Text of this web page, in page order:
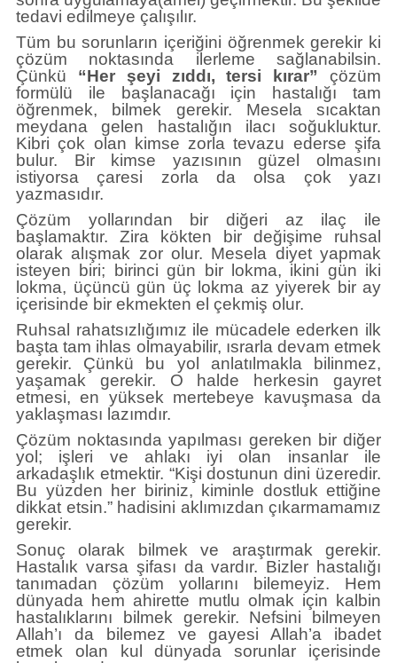
tedavi edilmeye çalışılır.
Tüm bu sorunların içeriğini öğrenmek gerekir ki
çözüm noktasında ilerleme sağlanabilsin.
Çünkü “Her şeyi zıddı, tersi kırar”
çözüm
formülü ile başlanacağı için hastalığı tam
öğrenmek, bilmek gerekir. Mesela sıcaktan
meydana gelen hastalığın ilacı soğukluktur.
Kibri çok olan kimse zorla tevazu ederse şifa
bulur. Bir kimse yazısının güzel olmasını
istiyorsa çaresi zorla da olsa çok yazı
yazmasıdır.
Çözüm yollarından bir diğeri az ilaç ile
başlamaktır. Zira kökten bir değişime ruhsal
olarak alışmak zor olur. Mesela diyet yapmak
isteyen biri; birinci gün bir lokma, ikini gün iki
lokma, üçüncü gün üç lokma az yiyerek bir ay
içerisinde bir ekmekten el çekmiş olur.
Ruhsal rahatsızlığımız ile mücadele ederken ilk
başta tam ihlas olmayabilir, ısrarla devam etmek
gerekir. Çünkü bu yol anlatılmakla bilinmez,
yaşamak gerekir. O halde herkesin gayret
etmesi, en yüksek mertebeye kavuşmasa da
yaklaşması lazımdır.
Çözüm noktasında yapılması gereken bir diğer
yol; işleri ve ahlakı iyi olan insanlar ile
arkadaşlık etmektir. “Kişi dostunun dini üzeredir.
Bu yüzden her biriniz, kiminle dostluk ettiğine
dikkat etsin.” hadisini aklımızdan çıkarmamamız
gerekir.
Sonuç olarak bilmek ve araştırmak gerekir.
Hastalık varsa şifası da vardır. Bizler hastalığı
tanımadan çözüm yollarını bilemeyiz. Hem
dünyada hem ahirette mutlu olmak için kalbin
hastalıklarını bilmek gerekir. Nefsini bilmeyen
Allah’ı da bilemez ve gayesi Allah’a ibadet
etmek olan kul dünyada sorunlar içerisinde